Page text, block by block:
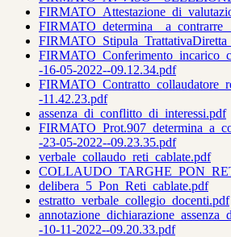
-16-05-2022--09.12.34.pdf
-11.42.23.pdf
assenza_di_conflitto_di_interessi.pdf
-23-05-2022--09.23.35.pdf
verbale_collaudo_reti_cablate.pdf
delibera_5_Pon_Reti_cablate.pdf
estratto_verbale_collegio_docenti.pdf
-10-11-2022--09.20.33.pdf